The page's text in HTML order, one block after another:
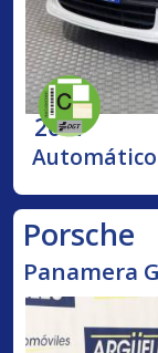
2017
Automático
Porsche
Panamera